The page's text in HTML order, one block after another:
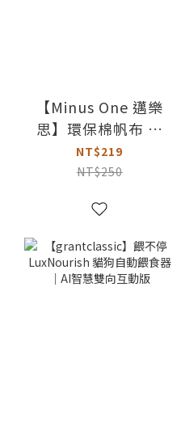
【Minus One 邁樂
思】環保棉帆布 貓
玩具｜企鵝與海燕
NT$219
NT$250